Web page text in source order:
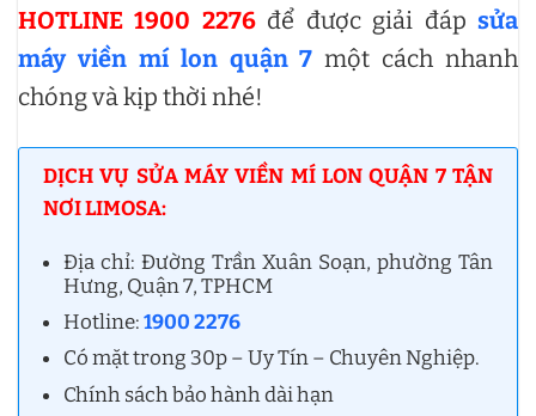
HOTLINE 1900 2276để được giải đápsửa
máy viền mí lon quận 7 một cách nhanh
chóng và kịp thời nhé!
DỊCH VỤ SỬA MÁY VIỀN MÍ LON QUẬN 7 TẬN
NƠI LIMOSA:
Địa chỉ: Đường Trần Xuân Soạn, phường Tân
Hưng, Quận 7, TPHCM
Hotline:1900 2276
Có mặt trong 30p – Uy Tín – Chuyên Nghiệp.
Chính sách bảo hành dài hạn